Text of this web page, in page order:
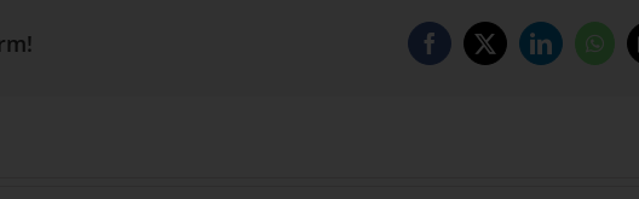
Facebook
X LinkedIn